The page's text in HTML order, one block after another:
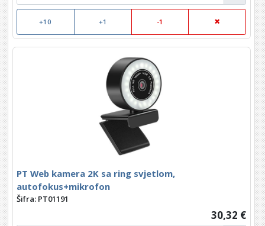
+10 +1 -1
PT Web kamera 2K sa ring svjetlom,
autofokus+mikrofon
Šifra: PT01191
30,32 €